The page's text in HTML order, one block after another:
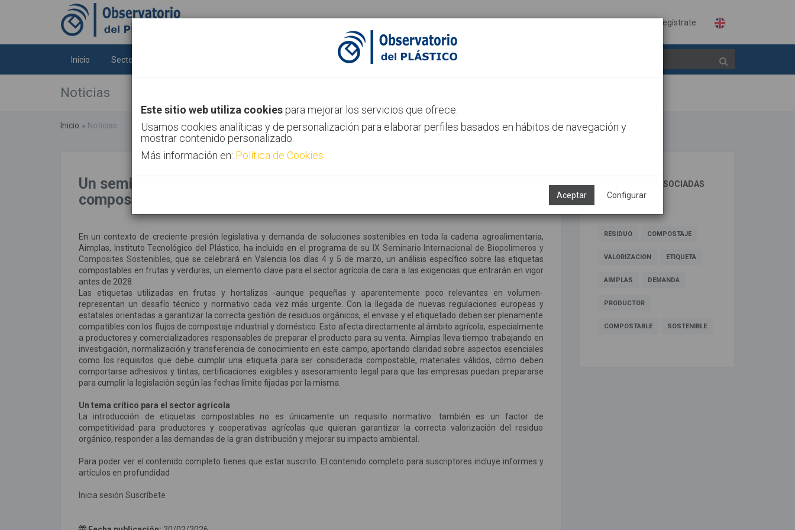
Regístrate
Inicio Sectores Canal AIMPLAS Contacto
Noticias
Inicio Noticias
Este sitio web utiliza cookies para mejorar los servicios que ofrece.
Usamos cookies analíticas y de personalización para elaborar perfiles basados en hábitos de navegación y
mostrar contenido personalizado.
Más información en: Política de Cookies
Aceptar Configurar
Un seminario internacional de Aimplas analizará las etiquetas
compostables en frutas y verduras
En un contexto de creciente presión legislativa y demanda de soluciones sostenibles en toda la cadena agroalimentaria,
Aimplas, Instituto Tecnológico del Plástico, ha incluido en el programa de su
IX Seminario Internacional de Biopolímeros y
Composites Sostenibles, que se celebrará en Valencia los días 4 y 5 de marzo, un análisis específico sobre las etiquetas
compostables en frutas y verduras, un elemento clave para el sector agrícola de cara a las exigencias que entrarán en vigor
antes de 2028.
Las etiquetas utilizadas en frutas y hortalizas -aunque pequeñas y aparentemente poco relevantes en volumen-
representan un desafío técnico y normativo cada vez más urgente. Con la llegada de nuevas regulaciones europeas y
estatales orientadas a garantizar la correcta gestión de residuos orgánicos, el envase y el etiquetado deben ser plenamente
compatibles con los flujos de compostaje industrial y doméstico. Esto afecta directamente al ámbito agrícola, especialmente
a productores y comercializadores responsables de preparar el producto para su venta. Aimplas lleva tiempo trabajando en
investigación, normalización y transferencia de conocimiento en este campo, aportando claridad sobre aspectos esenciales
como los requisitos que debe cumplir una etiqueta para ser considerada compostable, materiales válidos, cómo deben
comportarse adhesivos y tintas, certificaciones exigibles y asesoramiento legal para que las empresas puedan prepararse
para cumplir la legislación según las fechas límite fijadas por la misma.
Un tema crítico para el sector agrícola
La introducción de etiquetas compostables no es únicamente un requisito normativo: también es un factor de
competitividad para productores y cooperativas agrícolas que quieran garantizar la correcta valorización del residuo
orgánico, responder a las demandas de la gran distribución y mejorar su impacto ambiental.
Para poder ver el contenido completo tienes que estar suscrito. El contenido completo para suscriptores incluye informes y
artículos en profundidad
Inicia sesión Suscríbete
TECNOLOGÍAS ASOCIADAS
RESIDUO COMPOSTAJE
VALORIZACION ETIQUETA
AIMPLAS DEMANDA
PRODUCTOR
COMPOSTABLE SOSTENIBLE